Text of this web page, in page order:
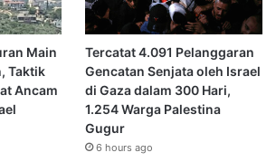
Main
Taktik
Ancam
Tercatat 4.091 Pelanggaran
Gencatan Senjata oleh Israel
di Gaza dalam 300 Hari,
1.254 Warga Palestina
Gugur
6 hours ago